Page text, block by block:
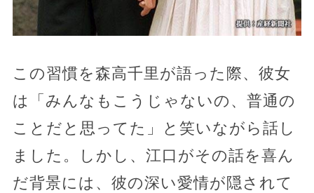
この習慣を森高千里が語った際、彼女
は「みんなもこうじゃないの、普通の
ことだと思ってた」と笑いながら話し
ました。しかし、江口がその話を喜ん
だ背景には、彼の深い愛情が隠されて